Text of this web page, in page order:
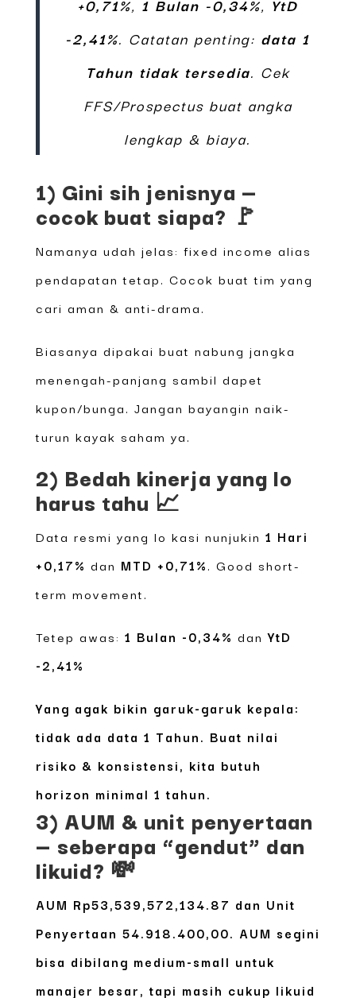
-2,41%. Catatan penting: data 1
Tahun tidak tersedia. Cek
FFS/Prospectus buat angka
lengkap & biaya.
1) Gini sih jenisnya —
cocok buat siapa? 🚩
Namanya udah jelas: fixed income alias
pendapatan tetap. Cocok buat tim yang
cari aman & anti-drama.
Biasanya dipakai buat nabung jangka
menengah-panjang sambil dapet
kupon/bunga. Jangan bayangin naik-
turun kayak saham ya.
2) Bedah kinerja yang lo
harus tahu 📈
Data resmi yang lo kasi nunjukin 1 Hari
+0,17% dan MTD +0,71%. Good short-
term movement.
Tetep awas: 1 Bulan -0,34% danYtD
-2,41%
Yang agak bikin garuk-garuk kepala:
tidak ada data 1 Tahun. Buat nilai
risiko & konsistensi, kita butuh
horizon minimal 1 tahun.
3) AUM & unit penyertaan
— seberapa “gendut” dan
likuid? 💸
AUM Rp53,539,572,134.87 dan Unit
Penyertaan 54.918.400,00. AUM segini
bisa dibilang medium-small untuk
manajer besar, tapi masih cukup likuid